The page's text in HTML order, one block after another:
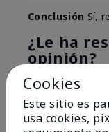
Conclusión Sí,
¿Le ha
opinión?
6
Marcar esta
Cookies
Este sitio es
usa cookies,